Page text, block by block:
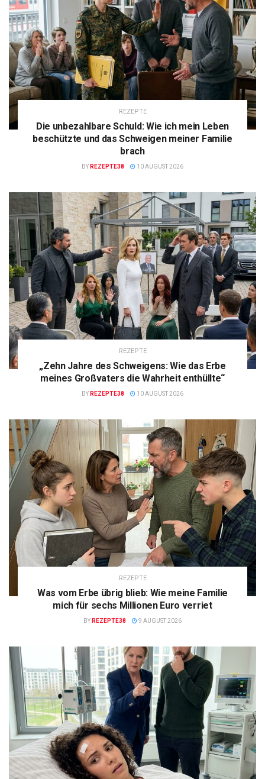
REZEPTE
Die unbezahlbare Schuld: Wie ich mein Leben
beschützte und das Schweigen meiner Familie
brach
BY REZEPTE38 10 AUGUST 2026
REZEPTE
„Zehn Jahre des Schweigens: Wie das Erbe
meines Großvaters die Wahrheit enthüllte“
BY REZEPTE38 10 AUGUST 2026
REZEPTE
Was vom Erbe übrig blieb: Wie meine Familie
mich für sechs Millionen Euro verriet
BY REZEPTE38 9 AUGUST 2026